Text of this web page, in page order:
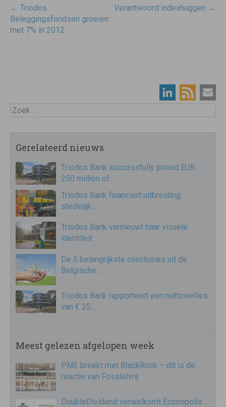
Post
navigatie
← Triodos
Beleggingsfondsen groeien
met 7% in 2012
Verantwoord indexhuggen →
Zoek
Gerelateerd nieuws
Triodos Bank successfully priced EUR
250 million of…
Triodos Bank financiert uitbreiding
stedelijk…
Triodos Bank vernieuwt haar visuele
identiteit
De 5 belangrijkste conclusies uit de
Belgische…
Triodos Bank rapporteert een nettoverlies
van € 25…
Meest gelezen afgelopen week
PME breekt met BlackRock – dit is de
reactie van Fossielvrij
DoubleDividend verwelkomt Econopolis